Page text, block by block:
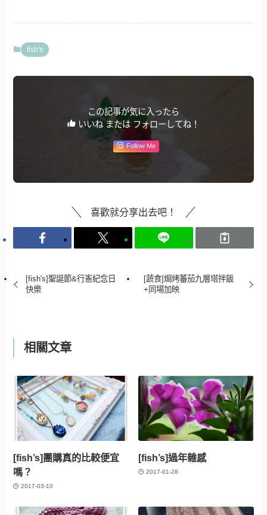
fish's
この記事が気に入ったら
いいね または フォローしてね！
Follow Me
喜歡就分享出去吧！
[fish's]聖誕節&行憲紀念日
快樂
[蔬食]焗烤蕃茄九層塔拌飯
+同場加映
相關文章
[fish’s]團購真的比較便宜
嗎？
2017-03-10
[fish’s]過年雜感
2017-01-28